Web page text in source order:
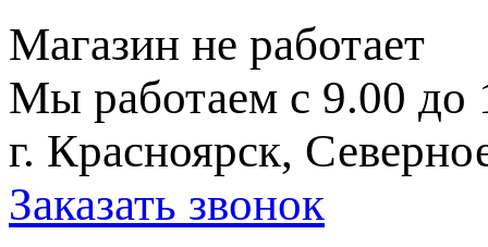
Магазин не работает
Мы работаем с 9.00 до
г. Красноярск,
Заказать звонок